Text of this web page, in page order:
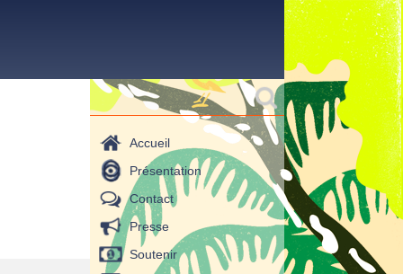
Formulaire de
recherche
Rechercher
Accueil
Présentation
Contact
Presse
Soutenir